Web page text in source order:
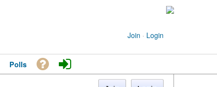
Join · Login
Polls